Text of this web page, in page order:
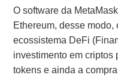
O software da
Ethereum, desse
ecossistema DeFi
investimento em
tokens e ainda a